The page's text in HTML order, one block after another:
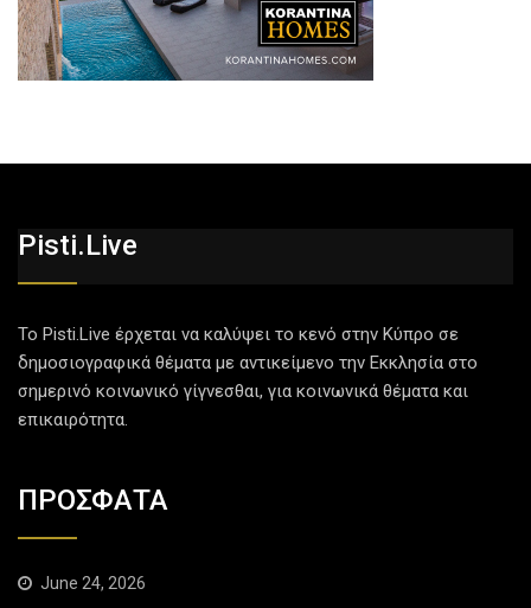
Pisti.live
Το Pisti.Live έρχεται να καλύψει το κενό στην Κύπρο σε
δημοσιογραφικά θέματα με αντικείμενο την Εκκλησία στο
σημερινό κοινωνικό γίγνεσθαι, για κοινωνικά θέματα και
επικαιρότητα.
ΠΡΟΣΦΑΤΑ
June 24, 2026